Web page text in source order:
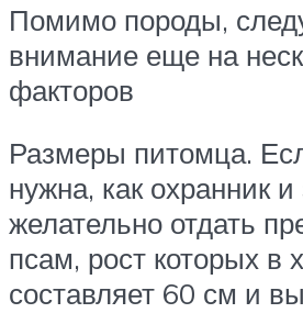
Помимо породы,
внимание еще на
факторов
Размеры питомца.
нужна, как охранник
желательно отдать
псам, рост которых в
составляет 60 см и